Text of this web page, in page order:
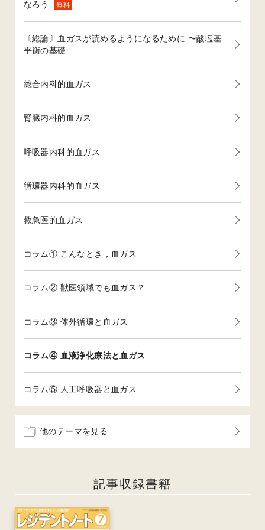
なろう 無料
〔総論〕血ガスが読めるようになるために 〜酸塩基
平衡の基礎
総合内科的血ガス
腎臓内科的血ガス
呼吸器内科的血ガス
循環器内科的血ガス
救急医的血ガス
コラム① こんなとき，血ガス
コラム② 獣医領域でも血ガス？
コラム③ 体外循環と血ガス
コラム④ 血液浄化療法と血ガス
コラム⑤ 人工呼吸器と血ガス
他のテーマを見る
記事収録書籍